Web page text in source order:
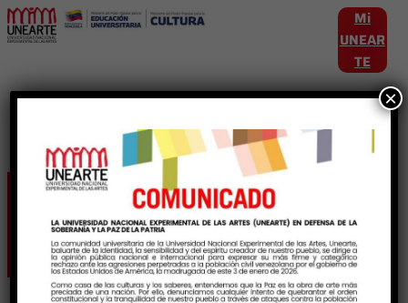
Mi
UNEAR
TE
Etiqueta:SanJuan
×